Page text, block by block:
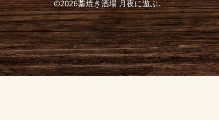
©2026藁焼き酒場 月夜に遊ぶ。